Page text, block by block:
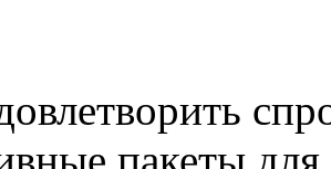
пакеты